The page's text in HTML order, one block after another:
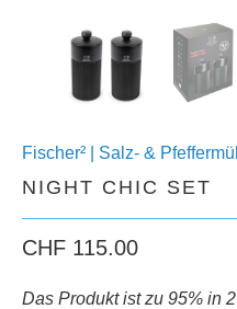
Fischer² | Salz- &
NIGHT CHIC SET
CHF 115.00
Das Produkt ist zu 95% in